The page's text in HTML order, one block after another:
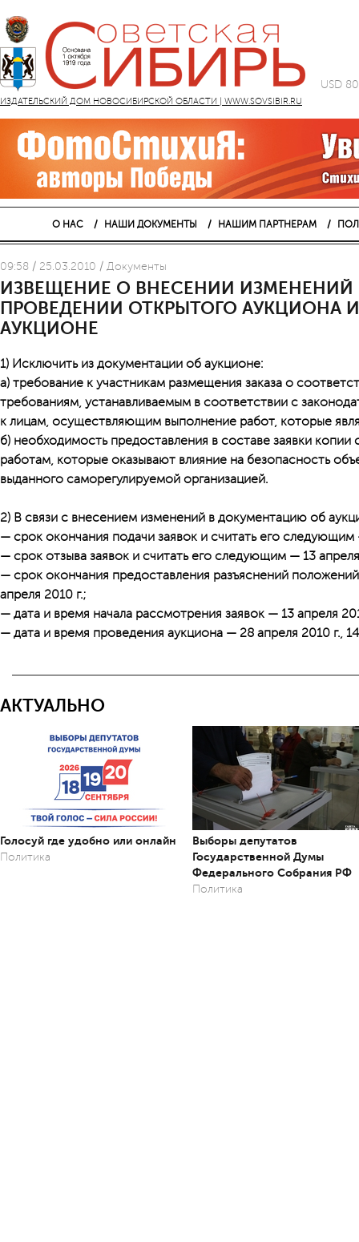
ИЗДАТЕЛЬСКИЙ ДОМ НОВОСИБИРСКОЙ ОБЛАСТИ | WWW.SOVSIBIR.RU
USD
О НАС НАШИ ДОКУМЕНТЫ НАШИМ ПАРТНЕРАМ
09:58 / 25.03.2010 / Документы
ИЗВЕЩЕНИЕ О ВНЕСЕНИИ ИЗМЕНЕНИЙ
ПРОВЕДЕНИИ ОТКРЫТОГО АУКЦИОНА
АУКЦИОНЕ
1) Исключить из документации об аукционе:
а) требование к участникам размещения заказа о
требованиям, устанавливаемым в соответствии с
к лицам, осуществляющим выполнение работ, которые
б) необходимость предоставления в составе заявки копии
работам, которые оказывают влияние на безопасность
выданного саморегулируемой организацией.
2) В связи с внесением изменений в документацию об
— срок окончания подачи заявок и считать его следующим
— срок отзыва заявок и считать его следующим — 13
— срок окончания предоставления разъяснений
апреля 2010 г.;
— дата и время начала рассмотрения заявок — 13 апреля
— дата и время проведения аукциона — 28 апреля 2010 г.,
АКТУАЛЬНО
Голосуй где удобно или онлайн
Политика
Выборы депутатов
Государственной Думы
Федерального Собрания РФ
Политика